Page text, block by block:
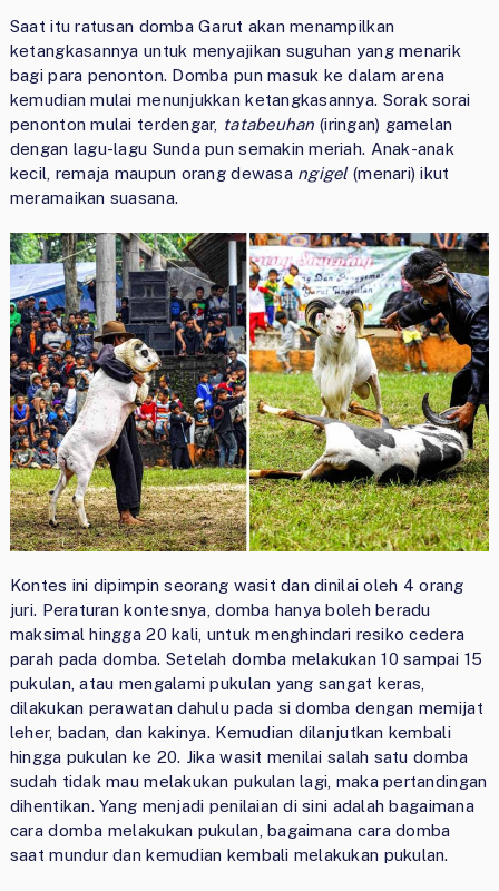
Saat itu ratusan domba Garut akan menampilkan
ketangkasannya untuk menyajikan suguhan yang menarik
bagi para penonton. Domba pun masuk ke dalam arena
kemudian mulai menunjukkan ketangkasannya. Sorak sorai
penonton mulai terdengar, tatabeuhan (iringan) gamelan
dengan lagu-lagu Sunda pun semakin meriah. Anak-anak
kecil, remaja maupun orang dewasa ngigel(menari) ikut
meramaikan suasana.
Kontes ini dipimpin seorang wasit dan dinilai oleh 4 orang
juri. Peraturan kontesnya, domba hanya boleh beradu
maksimal hingga 20 kali, untuk menghindari resiko cedera
parah pada domba. Setelah domba melakukan 10 sampai 15
pukulan, atau mengalami pukulan yang sangat keras,
dilakukan perawatan dahulu pada si domba dengan memijat
leher, badan, dan kakinya. Kemudian dilanjutkan kembali
hingga pukulan ke 20. Jika wasit menilai salah satu domba
sudah tidak mau melakukan pukulan lagi, maka pertandingan
dihentikan. Yang menjadi penilaian di sini adalah bagaimana
cara domba melakukan pukulan, bagaimana cara domba
saat mundur dan kemudian kembali melakukan pukulan.